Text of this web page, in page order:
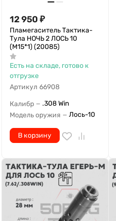
12 950 ₽
Пламегаситель Тактика-
Тула НОЧЬ 2 ЛОСЬ 10
(М15*1) (20085)
Есть на складе, готово к
отгрузке
Артикул 66908
Калибр — .308 Win
Модель оружия — Лось-10
В корзину